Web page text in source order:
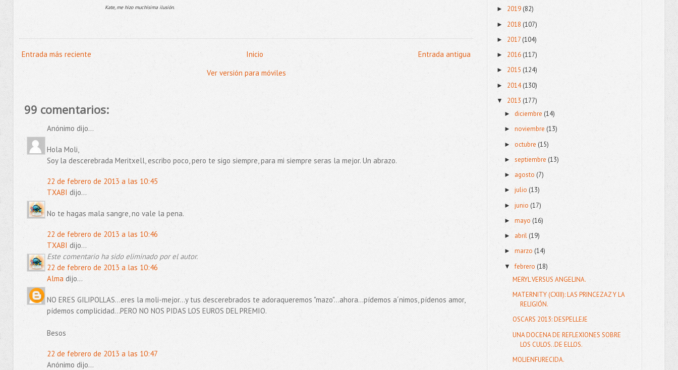
Kate, me hizo muchísima ilusión.
Entrada más reciente Entrada antigua
Inicio
Ver versión para móviles
99 comentarios:
Anónimo dijo...
Hola Moli,
Soy la descerebrada Meritxell, escribo poco, pero te sigo siempre, para mi siempre seras la mejor. Un abrazo.
22 de febrero de 2013 a las 10:45
TXABI dijo...
No te hagas mala sangre, no vale la pena.
22 de febrero de 2013 a las 10:46
TXABI dijo...
Este comentario ha sido eliminado por el autor.
22 de febrero de 2013 a las 10:46
Almadijo...
NO ERES GILIPOLLAS...eres la moli-mejor...y tus descerebrados te adoraqueremos "mazo"...ahora...pídemos a´nimos, pídenos amor,
pídemos complicidad...PERO NO NOS PIDAS LOS EUROS DEL PREMIO.
Besos
22 de febrero de 2013 a las 10:47
Anónimo dijo...
► 2019(82)
► 2018 (107)
► 2017 (104)
► 2016(117)
► 2015 (124)
► 2014(130)
▼ 2013 (177)
►diciembre (14)
►noviembre (13)
►octubre (15)
► septiembre (13)
► agosto(7)
►julio(13)
►junio (17)
►mayo(16)
► abril (19)
►marzo (14)
▼febrero(18)
MERYL VERSUS ANGELINA.
MATERNITY (CXIII): LAS PRINCEZAZ Y LA
RELIGIÓN.
OSCARS 2013: DESPELLEJE
UNA DOCENA DE REFLEXIONES SOBRE
LOS CULOS..DE ELLOS.
MOLIENFURECIDA.